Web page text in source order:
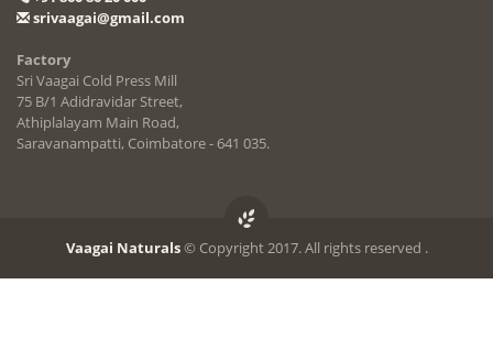
srivaagai@gmail.com
Factory
Sri Vaagai Cold Press Mill
75 B/1 Adidravidar Street,
Athiplalayam Main Road,
Saravanampatti, Coimbatore - 641 035.
Vaagai Naturals© Copyright 2017. All rights reserved .